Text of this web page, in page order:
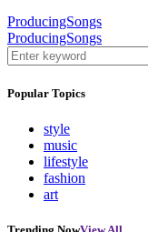
ProducingSongs
ProducingSongs
Popular Topics
style
music
lifestyle
fashion
art